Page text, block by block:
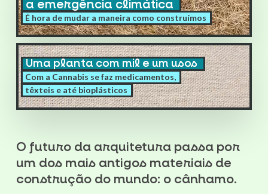
para
emergência
climática
a emergência climática
É hora de mudar a maneira como construímos
Uma
planta
com
mil
usos
Uma planta com mil e um usos
Com a Cannabis se faz medicamentos,
têxteis e até bioplásticos
O futuro da arquitetura passa por
um dos mais antigos materiais de
construção do mundo: o cânhamo.